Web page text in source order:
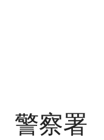
警察署